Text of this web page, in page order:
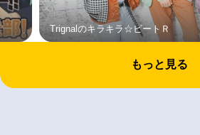
Trignalのキラキラ☆ビートＲ
もっと見る